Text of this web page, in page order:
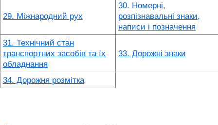
29. Міжнародний рух
30. Номерні,
розпізнавальні знаки,
написи і позначення
31. Технічний стан
транспортних засобів та їх
обладнання
33. Дорожні знаки
34. Дорожня розмітка